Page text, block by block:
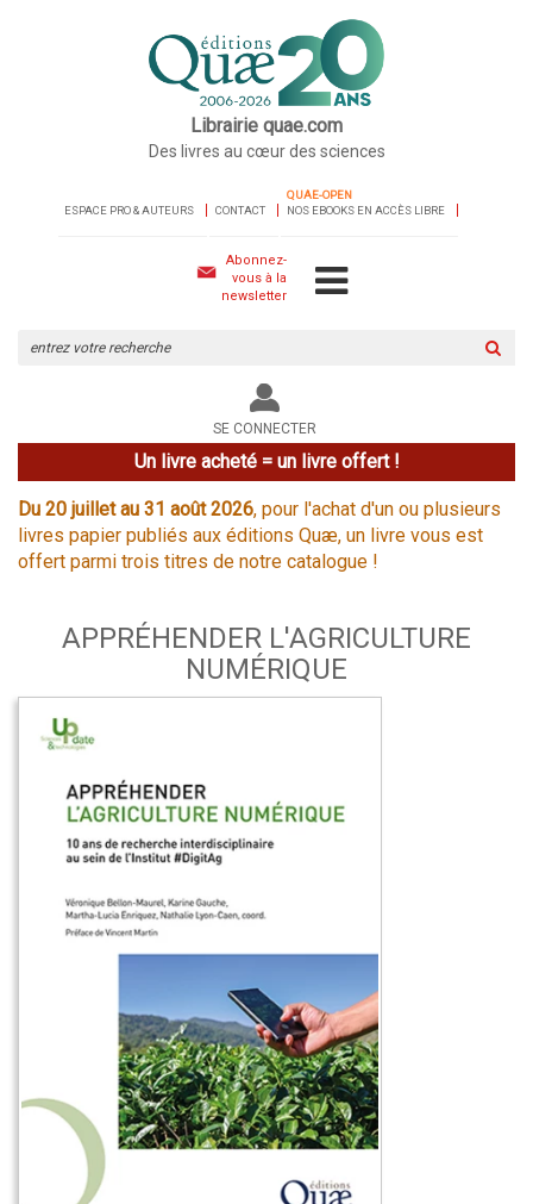
Librairie quae.com
Des livres au cœur des sciences
ESPACE PRO & AUTEURS CONTACT
QUAE-OPEN
NOS EBOOKS EN ACCÈS LIBRE
Abonnez-
vous à la
newsletter
le
site
SE CONNECTER
Un livre acheté = un livre offert !
Du 20 juillet au 31 août 2026, pour l'achat d'un ou plusieurs
livres papier publiés aux éditions Quæ, un livre vous est
offert parmi trois titres de notre catalogue !
APPRÉHENDER L'AGRICULTURE
NUMÉRIQUE